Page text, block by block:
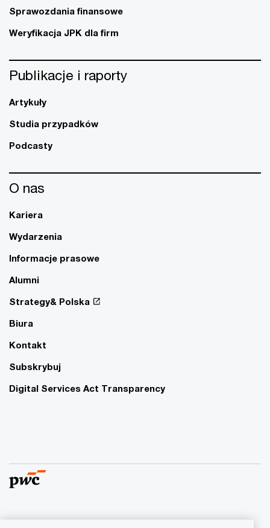
Sprawozdania finansowe
Weryfikacja JPK dla firm
Publikacje i raporty
Artykuły
Studia przypadków
Podcasty
O nas
Kariera
Wydarzenia
Informacje prasowe
Alumni
Strategy& Polska
Biura
Kontakt
Subskrybuj
Digital Services Act Transparency
© 2015 - 2026 PwC. Wszelkie prawa zastrzeżone. Nazwa